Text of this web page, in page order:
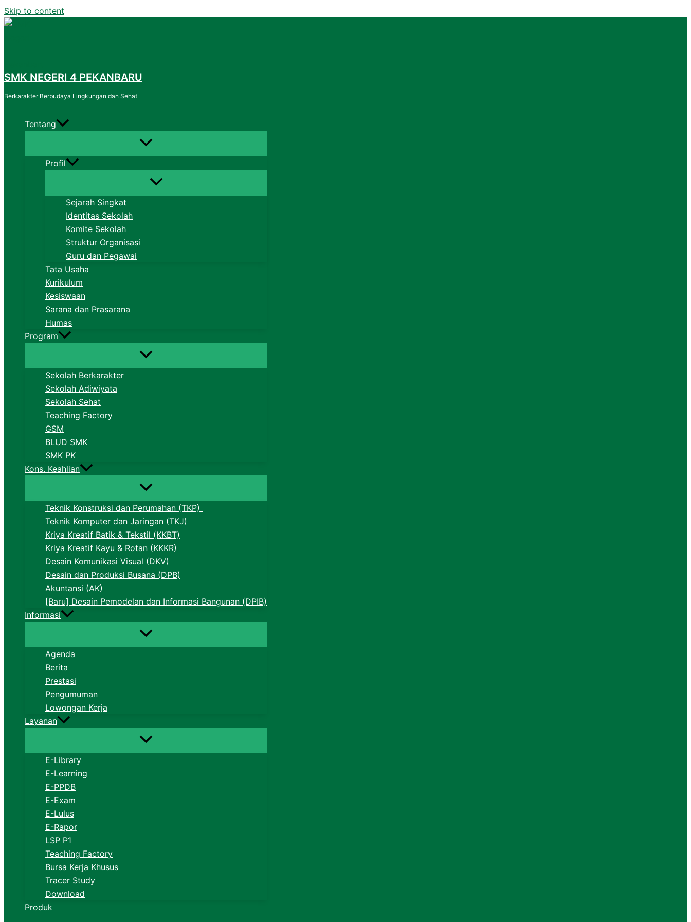
Skip to content
SMK NEGERI 4 PEKANBARU
Berkarakter Berbudaya Lingkungan dan Sehat
Tentang
Profil
Sejarah Singkat
Identitas Sekolah
Komite Sekolah
Struktur Organisasi
Guru dan Pegawai
Tata Usaha
Kurikulum
Kesiswaan
Sarana dan Prasarana
Humas
Program
Sekolah Berkarakter
Sekolah Adiwiyata
Sekolah Sehat
Teaching Factory
GSM
BLUD SMK
SMK PK
Kons. Keahlian
Teknik Konstruksi dan Perumahan (TKP)
Teknik Komputer dan Jaringan (TKJ)
Kriya Kreatif Batik & Tekstil (KKBT)
Kriya Kreatif Kayu & Rotan (KKKR)
Desain Komunikasi Visual (DKV)
Desain dan Produksi Busana (DPB)
Akuntansi (AK)
[Baru] Desain Pemodelan dan Informasi Bangunan (DPIB)
Informasi
Agenda
Berita
Prestasi
Pengumuman
Lowongan Kerja
Layanan
E-Library
E-Learning
E-PPDB
E-Exam
E-Lulus
E-Rapor
LSP P1
Teaching Factory
Bursa Kerja Khusus
Tracer Study
Download
Produk